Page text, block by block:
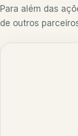
Para além das
de outros